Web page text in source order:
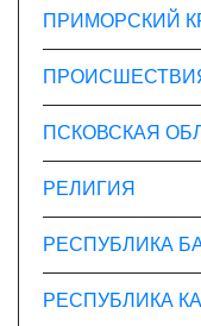
ПРИМОРСКИЙ
ПСКОВСКАЯ
РЕЛИГИЯ
РЕСПУБЛИКА
РЕСПУБЛИКА